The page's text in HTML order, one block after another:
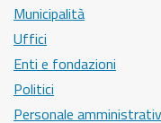
Municipalità
Uffici
Enti e fondazioni
Politici
Personale